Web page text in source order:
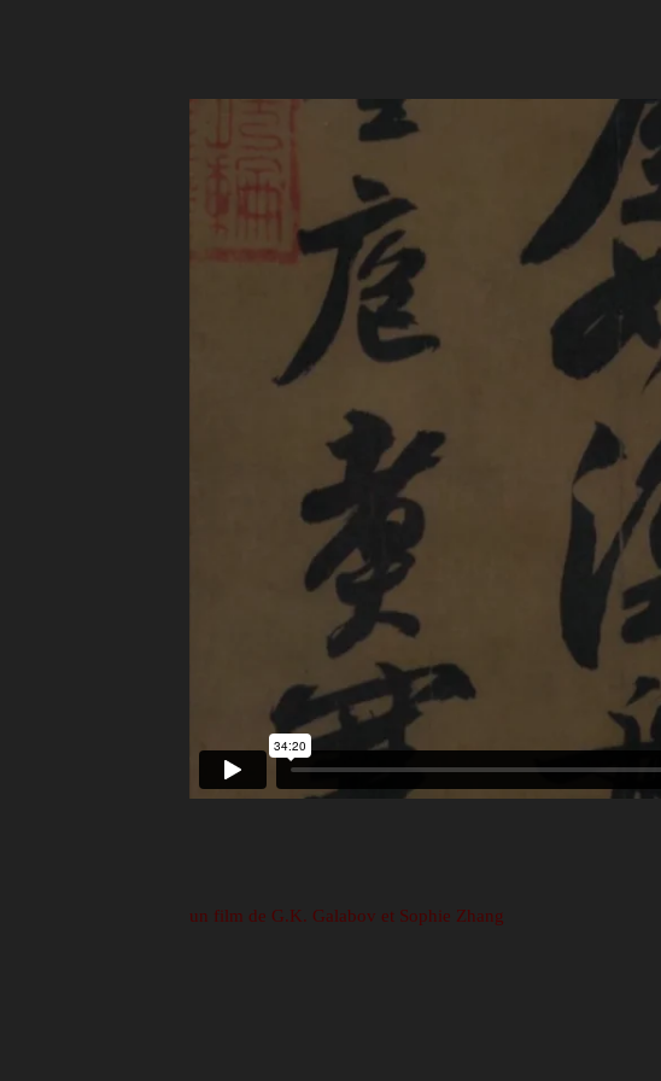
un film de G.K. Galabov et Sophie Zhang